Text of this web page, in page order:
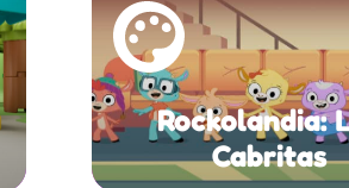
Rockolandia:
Cabritas